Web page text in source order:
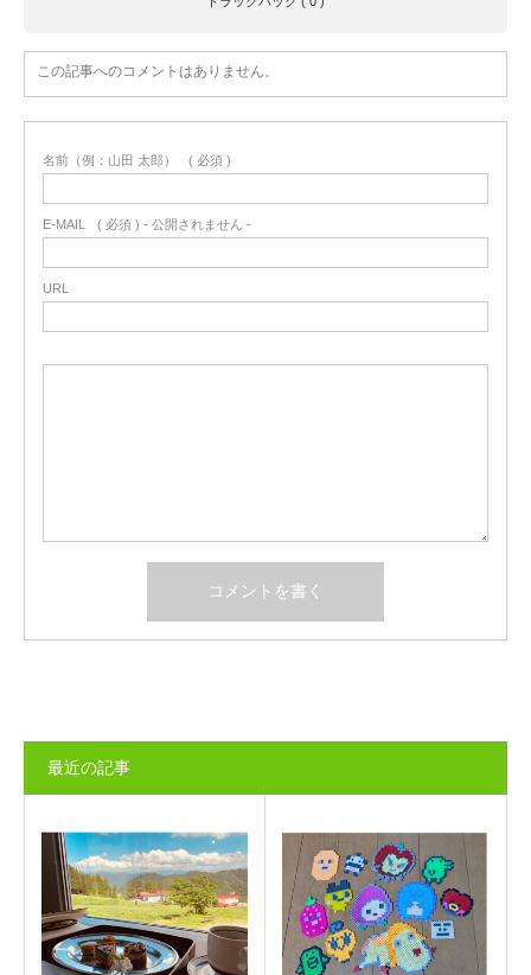
この記事へのコメントはありません。
名前（例：山田 太郎） ( 必須 )
E-MAIL ( 必須 ) - 公開されません -
URL
最近の記事